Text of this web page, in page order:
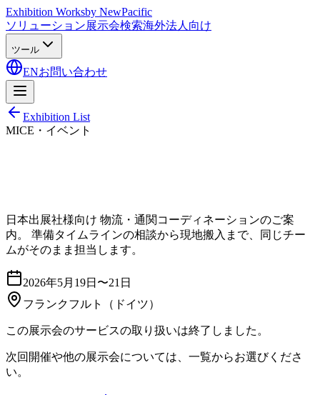
Exhibition Worksby NewPacific
ソリューション展示会検索海外法人向け
ツール
ENお問い合わせ
Exhibition List
MICE・イベント
日本出展社様向け 物流・通関コーディネーションのご案
内。 準備タイムラインの相談から現地搬入まで、同じチー
ムがそのまま担当します。
2026年5月19日〜21日
フランクフルト
（ドイツ）
この展示会のサービスの取り扱いは終了しました。
次回開催や他の展示会については、一覧からお選びくださ
い。